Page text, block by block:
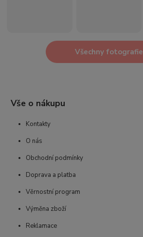
Všechny fotografie
Vše o nákupu
Kontakty
O nás
Obchodní podmínky
Doprava a platba
Věrnostní program
Výměna zboží
Reklamace